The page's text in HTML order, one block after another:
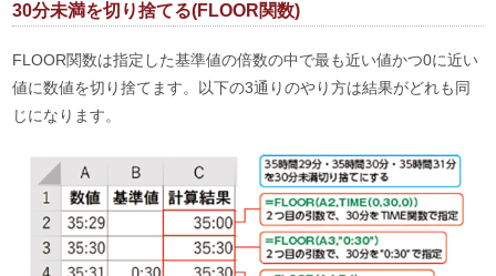
30分未満を切り捨てる(FLOOR関数)
FLOOR関数は指定した基準値の倍数の中で最も近い値かつ0に近い
値に数値を切り捨てます。以下の3通りのやり方は結果がどれも同
じになります。